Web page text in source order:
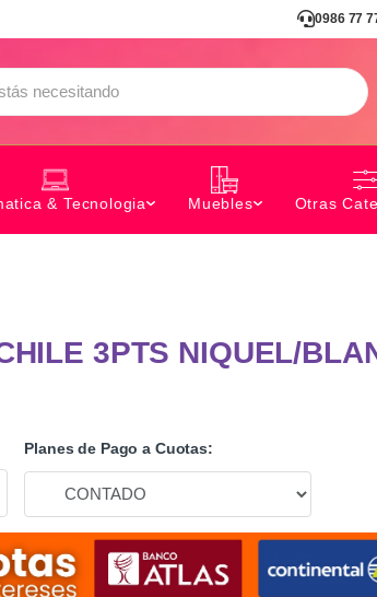
0986 77
& Tecnologia Muebles Otras
3PTS NIQUEL/
Planes de Pago a Cuotas: